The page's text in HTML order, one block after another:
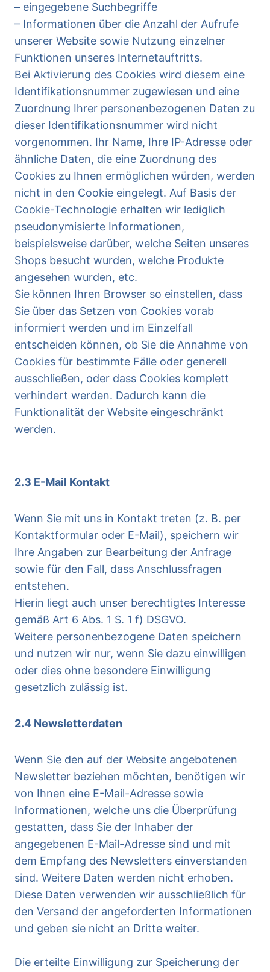
– eingegebene Suchbegriffe
– Informationen über die Anzahl der Aufrufe
unserer Website sowie Nutzung einzelner
Funktionen unseres Internetauftritts.
Bei Aktivierung des Cookies wird diesem eine
Identifikationsnummer zugewiesen und eine
Zuordnung Ihrer personenbezogenen Daten zu
dieser Identifikationsnummer wird nicht
vorgenommen. Ihr Name, Ihre IP-Adresse oder
ähnliche Daten, die eine Zuordnung des
Cookies zu Ihnen ermöglichen würden, werden
nicht in den Cookie eingelegt. Auf Basis der
Cookie-Technologie erhalten wir lediglich
pseudonymisierte Informationen,
beispielsweise darüber, welche Seiten unseres
Shops besucht wurden, welche Produkte
angesehen wurden, etc.
Sie können Ihren Browser so einstellen, dass
Sie über das Setzen von Cookies vorab
informiert werden und im Einzelfall
entscheiden können, ob Sie die Annahme von
Cookies für bestimmte Fälle oder generell
ausschließen, oder dass Cookies komplett
verhindert werden. Dadurch kann die
Funktionalität der Website eingeschränkt
werden.
2.3 E-Mail Kontakt
Wenn Sie mit uns in Kontakt treten (z. B. per
Kontaktformular oder E-Mail), speichern wir
Ihre Angaben zur Bearbeitung der Anfrage
sowie für den Fall, dass Anschlussfragen
entstehen.
Hierin liegt auch unser berechtigtes Interesse
gemäß Art 6 Abs. 1 S. 1 f) DSGVO.
Weitere personenbezogene Daten speichern
und nutzen wir nur, wenn Sie dazu einwilligen
oder dies ohne besondere Einwilligung
gesetzlich zulässig ist.
2.4 Newsletterdaten
Wenn Sie den auf der Website angebotenen
Newsletter beziehen möchten, benötigen wir
von Ihnen eine E-Mail-Adresse sowie
Informationen, welche uns die Überprüfung
gestatten, dass Sie der Inhaber der
angegebenen E-Mail-Adresse sind und mit
dem Empfang des Newsletters einverstanden
sind. Weitere Daten werden nicht erhoben.
Diese Daten verwenden wir ausschließlich für
den Versand der angeforderten Informationen
und geben sie nicht an Dritte weiter.
Die erteilte Einwilligung zur Speicherung der